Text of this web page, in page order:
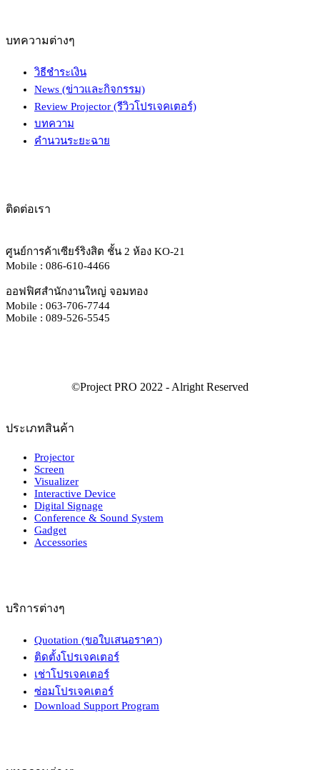
บทความต่างๆ
วิธีชำระเงิน
News (ข่าวและกิจกรรม)
Review Projector (รีวิวโปรเจคเตอร์)
บทความ
คำนวนระยะฉาย
ติดต่อเรา
ศูนย์การค้าเซียร์ริงสิต ชั้น 2 ห้อง KO-21
Mobile : 086-610-4466
ออฟฟิศสำนักงานใหญ่ จอมทอง
Mobile : 063-706-7744
Mobile : 089-526-5545
ประเภทสินค้า
Projector
Screen
Visualizer
Interactive Device
Digital Signage
Conference & Sound System
Gadget
Accessories
บริการต่างๆ
Quotation (ขอใบเสนอราคา)
ติดตั้งโปรเจคเตอร์
เช่าโปรเจคเตอร์
ซ่อมโปรเจคเตอร์
Download Support Program